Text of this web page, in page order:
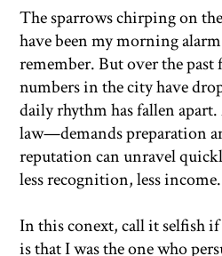
The sparrows chirping on
have been my morning
remember. But over the past
numbers in the city have
daily rhythm has fallen
law—demands preparation
reputation can unravel
less recognition, less income.
In this conext, call it selfish
is that I was the one who